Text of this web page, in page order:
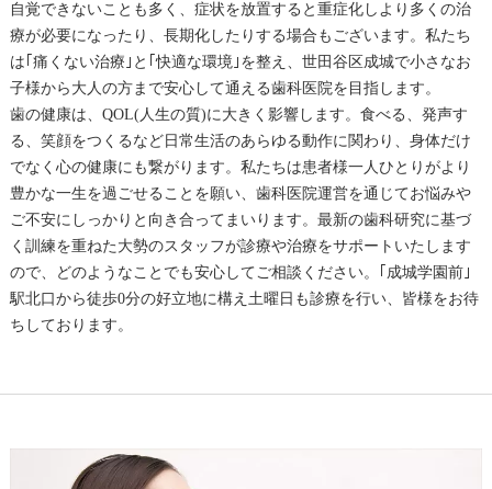
自覚できないことも多く、症状を放置すると重症化しより多くの治
療が必要になったり、長期化したりする場合もございます。私たち
は｢痛くない治療｣と｢快適な環境｣を整え、世田谷区成城で小さなお
子様から大人の方まで安心して通える歯科医院を目指します。
歯の健康は、QOL(人生の質)に大きく影響します。食べる、発声す
る、笑顔をつくるなど日常生活のあらゆる動作に関わり、身体だけ
でなく心の健康にも繋がります。私たちは患者様一人ひとりがより
豊かな一生を過ごせることを願い、歯科医院運営を通じてお悩みや
ご不安にしっかりと向き合ってまいります。最新の歯科研究に基づ
く訓練を重ねた大勢のスタッフが診療や治療をサポートいたします
ので、どのようなことでも安心してご相談ください。｢成城学園前｣
駅北口から徒歩0分の好立地に構え土曜日も診療を行い、皆様をお待
ちしております。